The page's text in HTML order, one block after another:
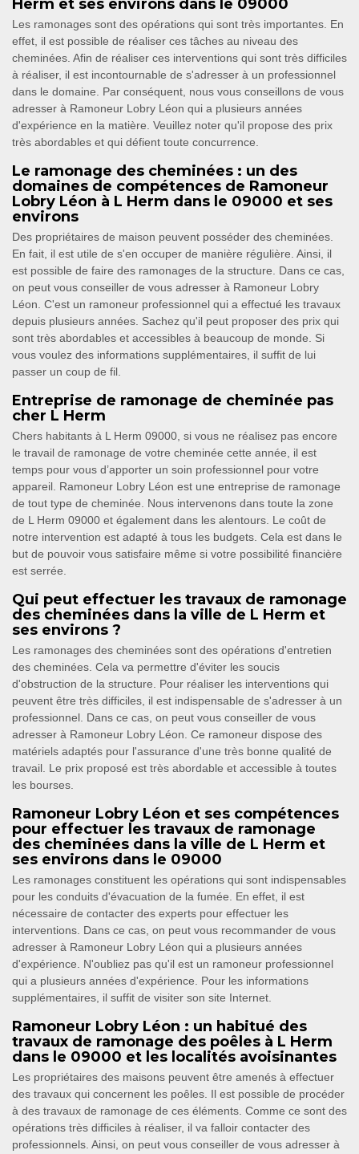
Herm et ses environs dans le 09000
Les ramonages sont des opérations qui sont très importantes. En
effet, il est possible de réaliser ces tâches au niveau des
cheminées. Afin de réaliser ces interventions qui sont très difficiles
à réaliser, il est incontournable de s'adresser à un professionnel
dans le domaine. Par conséquent, nous vous conseillons de vous
adresser à Ramoneur Lobry Léon qui a plusieurs années
d'expérience en la matière. Veuillez noter qu'il propose des prix
très abordables et qui défient toute concurrence.
Le ramonage des cheminées : un des
domaines de compétences de Ramoneur
Lobry Léon à L Herm dans le 09000 et ses
environs
Des propriétaires de maison peuvent posséder des cheminées.
En fait, il est utile de s'en occuper de manière régulière. Ainsi, il
est possible de faire des ramonages de la structure. Dans ce cas,
on peut vous conseiller de vous adresser à Ramoneur Lobry
Léon. C'est un ramoneur professionnel qui a effectué les travaux
depuis plusieurs années. Sachez qu'il peut proposer des prix qui
sont très abordables et accessibles à beaucoup de monde. Si
vous voulez des informations supplémentaires, il suffit de lui
passer un coup de fil.
Entreprise de ramonage de cheminée pas
cher L Herm
Chers habitants à L Herm 09000, si vous ne réalisez pas encore
le travail de ramonage de votre cheminée cette année, il est
temps pour vous d’apporter un soin professionnel pour votre
appareil. Ramoneur Lobry Léon est une entreprise de ramonage
de tout type de cheminée. Nous intervenons dans toute la zone
de L Herm 09000 et également dans les alentours. Le coût de
notre intervention est adapté à tous les budgets. Cela est dans le
but de pouvoir vous satisfaire même si votre possibilité financière
est serrée.
Qui peut effectuer les travaux de ramonage
des cheminées dans la ville de L Herm et
ses environs ?
Les ramonages des cheminées sont des opérations d'entretien
des cheminées. Cela va permettre d'éviter les soucis
d'obstruction de la structure. Pour réaliser les interventions qui
peuvent être très difficiles, il est indispensable de s'adresser à un
professionnel. Dans ce cas, on peut vous conseiller de vous
adresser à Ramoneur Lobry Léon. Ce ramoneur dispose des
matériels adaptés pour l'assurance d'une très bonne qualité de
travail. Le prix proposé est très abordable et accessible à toutes
les bourses.
Ramoneur Lobry Léon et ses compétences
pour effectuer les travaux de ramonage
des cheminées dans la ville de L Herm et
ses environs dans le 09000
Les ramonages constituent les opérations qui sont indispensables
pour les conduits d'évacuation de la fumée. En effet, il est
nécessaire de contacter des experts pour effectuer les
interventions. Dans ce cas, on peut vous recommander de vous
adresser à Ramoneur Lobry Léon qui a plusieurs années
d'expérience. N'oubliez pas qu'il est un ramoneur professionnel
qui a plusieurs années d'expérience. Pour les informations
supplémentaires, il suffit de visiter son site Internet.
Ramoneur Lobry Léon : un habitué des
travaux de ramonage des poêles à L Herm
dans le 09000 et les localités avoisinantes
Les propriétaires des maisons peuvent être amenés à effectuer
des travaux qui concernent les poêles. Il est possible de procéder
à des travaux de ramonage de ces éléments. Comme ce sont des
opérations très difficiles à réaliser, il va falloir contacter des
professionnels. Ainsi, on peut vous conseiller de vous adresser à